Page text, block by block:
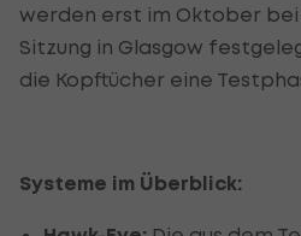
werden erst im Oktober
Sitzung in Glasgow
die Kopftücher eine
Systeme im Überblick: